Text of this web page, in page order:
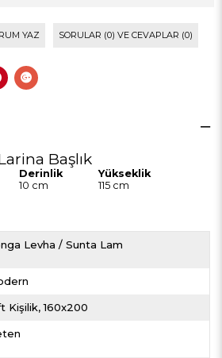
YAZ SORULAR (0) VE CEVAPLAR (0)
Başlık
Derinlik
Yükseklik
10 cm 115 cm
Levha / Sunta Lam
Kişilik 160x200